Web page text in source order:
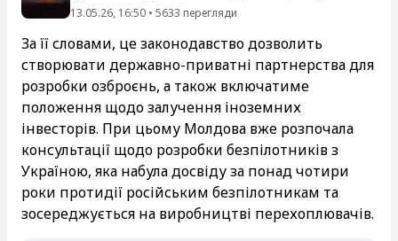
13.05.26, 16:50 • 5633 перегляди
За її словами, це законодавство дозволить
створювати державно-приватні партнерства для
розробки озброєнь, а також включатиме
положення щодо залучення іноземних
інвесторів. При цьому Молдова вже розпочала
консультації щодо розробки безпілотників з
Україною, яка набула досвіду за понад чотири
роки протидії російським безпілотникам та
зосереджується на виробництві перехоплювачів.